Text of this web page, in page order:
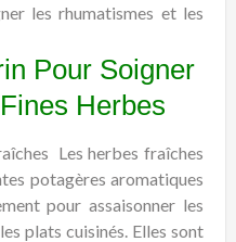
les rhumatismes et les
Pour Soigner
Herbes
Les herbes fraîches
potagères aromatiques
pour assaisonner les
plats cuisinés. Elles sont